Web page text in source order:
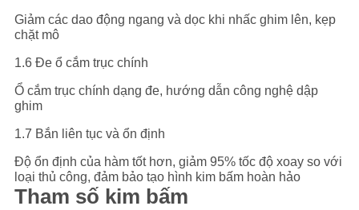
Giảm các dao động ngang và dọc khi nhấc ghim lên, kẹp
chặt mô
1.6 Đe ổ cắm trục chính
Ổ cắm trục chính dạng đe, hướng dẫn công nghệ dập
ghim
1.7 Bắn liên tục và ổn định
Độ ổn định của hàm tốt hơn, giảm 95% tốc độ xoay so với
loại thủ công, đảm bảo tạo hình kim bấm hoàn hảo
Tham số kim bấm